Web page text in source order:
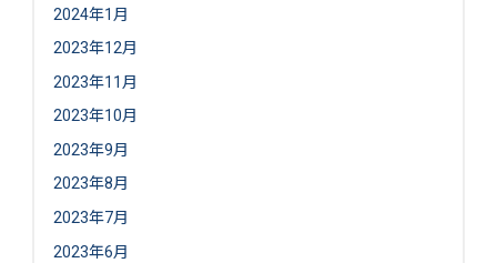
2024年1月
2023年12月
2023年11月
2023年10月
2023年9月
2023年8月
2023年7月
2023年6月